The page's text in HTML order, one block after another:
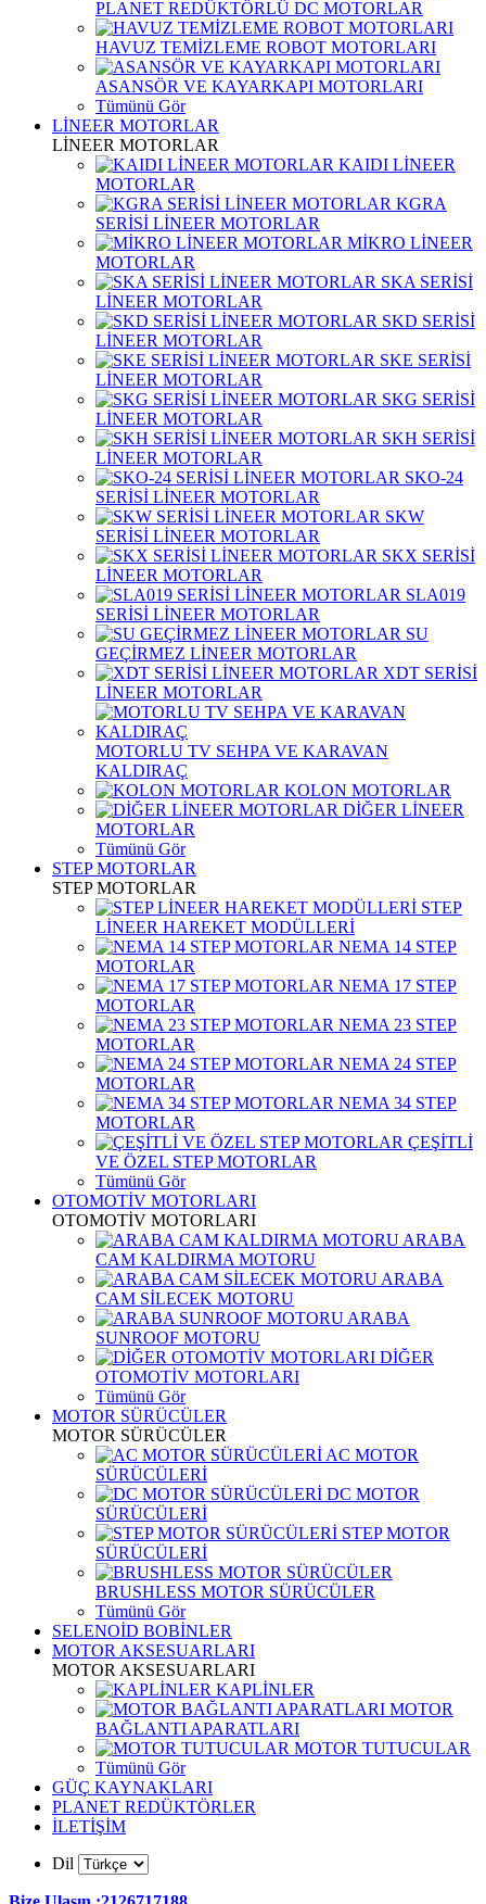
PLANET REDÜKTÖRLÜ DC MOTORLAR
HAVUZ TEMİZLEME ROBOT MOTORLARI
ASANSÖR VE KAYARKAPI MOTORLARI
Tümünü Gör
LİNEER MOTORLAR
LİNEER MOTORLAR
KAIDI LİNEER
MOTORLAR
KGRA
SERİSİ LİNEER MOTORLAR
MİKRO LİNEER
MOTORLAR
SKA SERİSİ
LİNEER MOTORLAR
SKD SERİSİ
LİNEER MOTORLAR
SKE SERİSİ
LİNEER MOTORLAR
SKG SERİSİ
LİNEER MOTORLAR
SKH SERİSİ
LİNEER MOTORLAR
SKO-24
SERİSİ LİNEER MOTORLAR
SKW
SERİSİ LİNEER MOTORLAR
SKX SERİSİ
LİNEER MOTORLAR
SLA019
SERİSİ LİNEER MOTORLAR
SU
GEÇİRMEZ LİNEER MOTORLAR
XDT SERİSİ
LİNEER MOTORLAR
MOTORLU TV SEHPA VE KARAVAN
KALDIRAÇ
KOLON MOTORLAR
DİĞER LİNEER
MOTORLAR
Tümünü Gör
STEP MOTORLAR
STEP MOTORLAR
STEP
LİNEER HAREKET MODÜLLERİ
NEMA 14 STEP
MOTORLAR
NEMA 17 STEP
MOTORLAR
NEMA 23 STEP
MOTORLAR
NEMA 24 STEP
MOTORLAR
NEMA 34 STEP
MOTORLAR
ÇEŞİTLİ
VE ÖZEL STEP MOTORLAR
Tümünü Gör
OTOMOTİV MOTORLARI
OTOMOTİV MOTORLARI
ARABA
CAM KALDIRMA MOTORU
ARABA
CAM SİLECEK MOTORU
ARABA
SUNROOF MOTORU
DİĞER
OTOMOTİV MOTORLARI
Tümünü Gör
MOTOR SÜRÜCÜLER
MOTOR SÜRÜCÜLER
AC MOTOR
SÜRÜCÜLERİ
DC MOTOR
SÜRÜCÜLERİ
STEP MOTOR
SÜRÜCÜLERİ
BRUSHLESS MOTOR SÜRÜCÜLER
Tümünü Gör
SELENOİD BOBİNLER
MOTOR AKSESUARLARI
MOTOR AKSESUARLARI
KAPLİNLER
MOTOR
BAĞLANTI APARATLARI
MOTOR TUTUCULAR
Tümünü Gör
GÜÇ KAYNAKLARI
PLANET REDÜKTÖRLER
İLETİŞİM
Dil